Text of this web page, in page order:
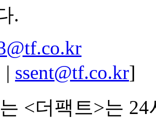
.
ssent@tf.co.kr]
<더팩트>는